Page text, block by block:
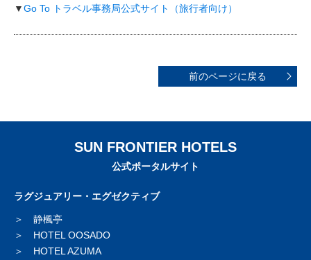
▼Go To トラベル事務局公式サイト（旅行者向け）
前のページに戻る
SUN FRONTIER HOTELS
公式ポータルサイト
ラグジュアリー・エグゼクティブ
静楓亭
HOTEL OOSADO
HOTEL AZUMA